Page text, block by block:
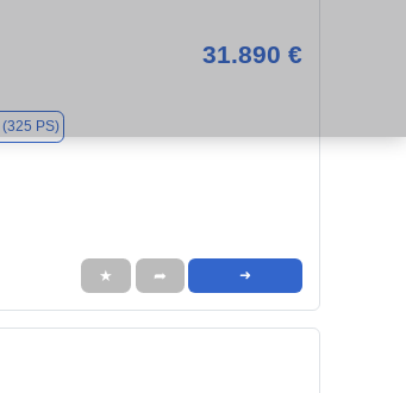
31.890 €
PS)
★ ➦ ➜